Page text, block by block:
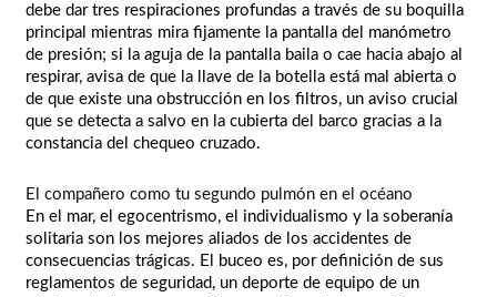
debe dar tres respiraciones profundas a través de su boquilla
principal mientras mira fijamente la pantalla del manómetro
de presión; si la aguja de la pantalla baila o cae hacia abajo al
respirar, avisa de que la llave de la botella está mal abierta o
de que existe una obstrucción en los filtros, un aviso crucial
que se detecta a salvo en la cubierta del barco gracias a la
constancia del chequeo cruzado.
El compañero como tu segundo pulmón en el océano
En el mar, el egocentrismo, el individualismo y la soberanía
solitaria son los mejores aliados de los accidentes de
consecuencias trágicas. El buceo es, por definición de sus
reglamentos de seguridad, un deporte de equipo de un